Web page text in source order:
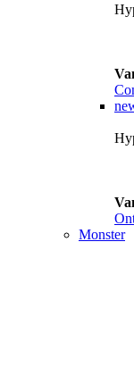
Monster